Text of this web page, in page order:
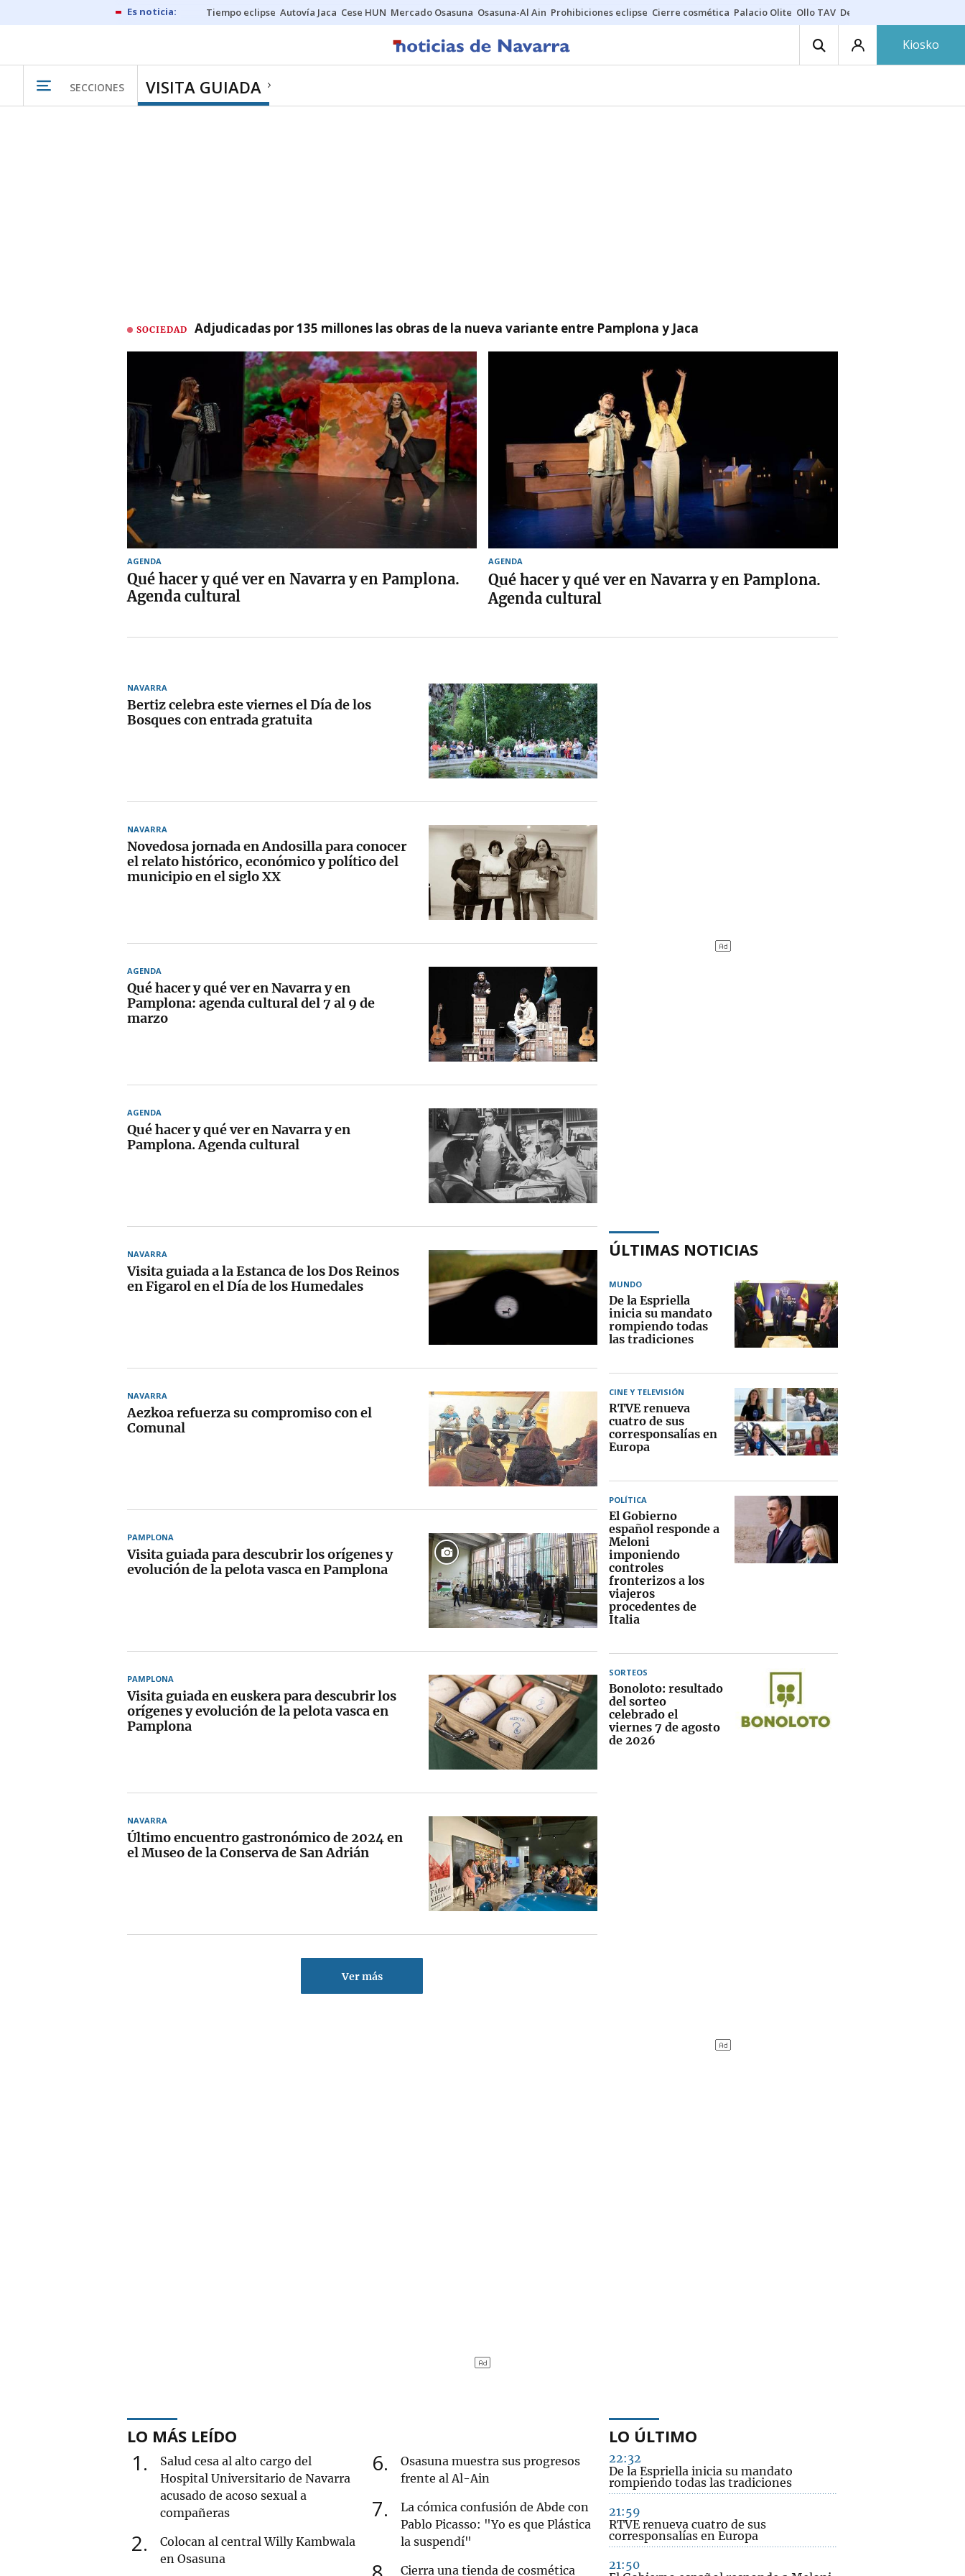
Tiempo eclipse Autovía Jaca Cese HUN Mercado Osasuna Osasuna-Al Ain Prohibiciones eclipse Cierre cosmética Palacio Olite Ollo TAV Derrama vecinos
Kiosko
SECCIONES VISITA GUIADA
SOCIEDAD Adjudicadas por 135 millones las obras de la nueva variante entre Pamplona y Jaca
AGENDA
Qué hacer y qué ver en Navarra y en Pamplona.
Agenda cultural
AGENDA
Qué hacer y qué ver en Navarra y en Pamplona.
Agenda cultural
NAVARRA
Bertiz celebra este viernes el Día de los
Bosques con entrada gratuita
NAVARRA
Novedosa jornada en Andosilla para conocer
el relato histórico, económico y político del
municipio en el siglo XX
AGENDA
Qué hacer y qué ver en Navarra y en
Pamplona: agenda cultural del 7 al 9 de
marzo
AGENDA
Qué hacer y qué ver en Navarra y en
Pamplona. Agenda cultural
NAVARRA
Visita guiada a la Estanca de los Dos Reinos
en Figarol en el Día de los Humedales
NAVARRA
Aezkoa refuerza su compromiso con el
Comunal
PAMPLONA
Visita guiada para descubrir los orígenes y
evolución de la pelota vasca en Pamplona
PAMPLONA
Visita guiada en euskera para descubrir los
orígenes y evolución de la pelota vasca en
Pamplona
NAVARRA
Último encuentro gastronómico de 2024 en
el Museo de la Conserva de San Adrián
Ver más
ÚLTIMAS NOTICIAS
MUNDO
De la Espriella
inicia su mandato
rompiendo todas
las tradiciones
CINE Y TELEVISIÓN
RTVE renueva
cuatro de sus
corresponsalías en
Europa
POLÍTICA
El Gobierno
español responde a
Meloni
imponiendo
controles
fronterizos a los
viajeros
procedentes de
Italia
SORTEOS
Bonoloto: resultado
del sorteo
celebrado el
viernes 7 de agosto
de 2026
LO MÁS LEÍDO
1
Salud cesa al alto cargo del
Hospital Universitario de Navarra
acusado de acoso sexual a
compañeras
2
Colocan al central Willy Kambwala
en Osasuna
6
Osasuna muestra sus progresos
frente al Al-Ain
7
La cómica confusión de Abde con
Pablo Picasso: "Yo es que Plástica
la suspendí"
Cierra una tienda de cosmética
LO ÚLTIMO
22:32
De la Espriella inicia su mandato
rompiendo todas las tradiciones
21:59
RTVE renueva cuatro de sus
corresponsalías en Europa
21:50